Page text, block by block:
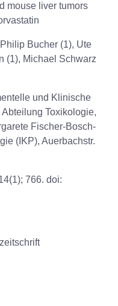
mouse liver tumors
Bucher (1), Ute
(1), Michael Schwarz
und Klinische
Toxikologie,
Fischer-Bosch-
(IKP), Auerbachstr.
766. doi: